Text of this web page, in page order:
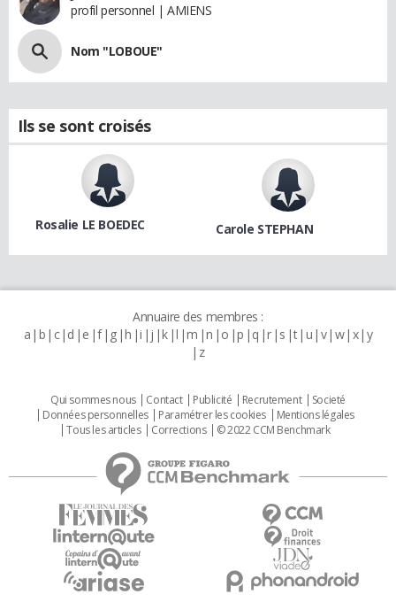
profil personnel | AMIENS
Nom "LOBOUE"
Ils se sont croisés
Rosalie LE BOEDEC Carole STEPHAN
Annuaire des membres :
a b c d e f g h i j k l m n o p q r s t u v w x y
z
Qui sommes nous Contact Publicité Recrutement
Societé
Données personnelles
Paramétrer les cookies
Mentions légales
Tous les articles
Corrections © 2022 CCM Benchmark